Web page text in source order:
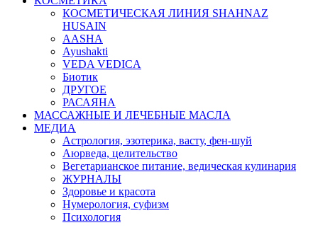
КОСМЕТИЧЕСКАЯ ЛИНИЯ SHAHNAZ
HUSAIN
AASHA
Ayushakti
VEDA VEDICA
Биотик
ДРУГОЕ
РАСАЯНА
МАССАЖНЫЕ И ЛЕЧЕБНЫЕ МАСЛА
МЕДИА
Астрология, эзотерика, васту, фен-шуй
Аюрведа, целительство
Вегетарианское питание, ведическая кулинария
ЖУРНАЛЫ
Здоровье и красота
Нумерология, суфизм
Психология